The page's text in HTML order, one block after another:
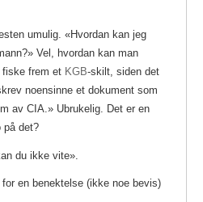
umulig. «Hvordan kan jeg
Vel, hvordan kan man
fiske frem et KGB-skilt, siden det
noensinne et dokument som
av CIA.» Ubrukelig. Det er en
på det?
du ikke vite».
en benektelse (ikke noe bevis)